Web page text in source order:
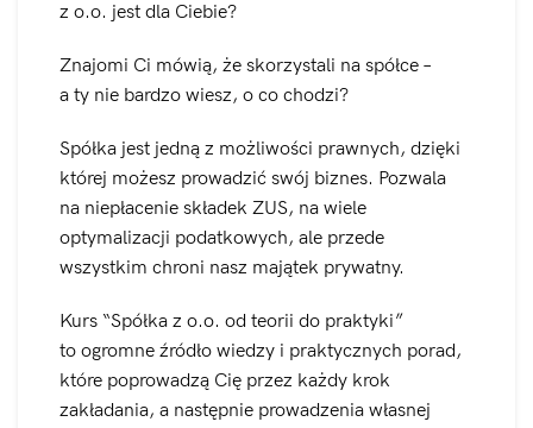
z o.o. jest dla Ciebie?
Znajomi Ci mówią, że skorzystali na spółce –
a ty nie bardzo wiesz, o co chodzi?
Spółka jest jedną z możliwości prawnych, dzięki
której możesz prowadzić swój biznes. Pozwala
na niepłacenie składek ZUS, na wiele
optymalizacji podatkowych, ale przede
wszystkim chroni nasz majątek prywatny.
Kurs “Spółka z o.o. od teorii do praktyki”
to ogromne źródło wiedzy i praktycznych porad,
które poprowadzą Cię przez każdy krok
zakładania, a następnie prowadzenia własnej